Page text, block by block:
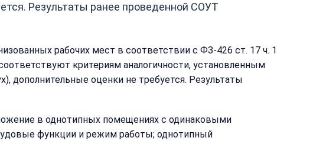
Результаты ранее проведенной СОУТ
рабочих мест в соответствии с ФЗ-426 ст. 17 ч. 1
критериям аналогичности, установленным
дополнительные оценки не требуется. Результаты
в однотипных помещениях с одинаковыми
функции и режим работы; однотипный